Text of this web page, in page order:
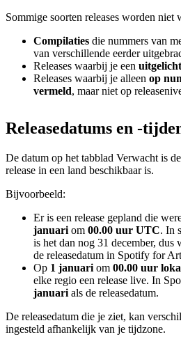
Sommige soorten releases worden niet
Compilaties die nummers van
van verschillende eerder
Releases waarbij je een
Releases waarbij je alleen op
vermeld, maar niet op
Releasedatums en -
De datum op het tabblad Verwacht is
release in een land beschikbaar is.
Bijvoorbeeld:
Er is een release gepland die
januari om 00.00 uur UTC. In
is het dan nog 31 december, dus
de releasedatum in Spotify for
Op 1 januari om 00.00 uur
elke regio een release live. In
januari als de releasedatum.
De releasedatum die je ziet, kan
ingesteld afhankelijk van je tijdzone.